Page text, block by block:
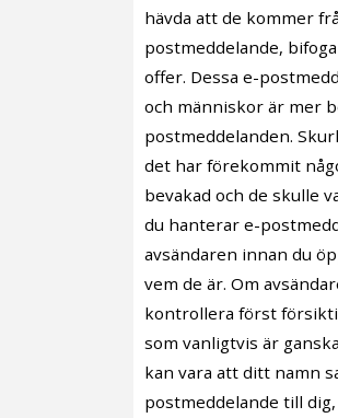
hävda att de kommer
postmeddelande,
offer. Dessa e-
och människor är mer
postmeddelanden.
det har förekommit
bevakad och de skulle
du hanterar e-
avsändaren innan du
vem de är. Om
kontrollera först
som vanligtvis är
kan vara att ditt namn
postmeddelande till